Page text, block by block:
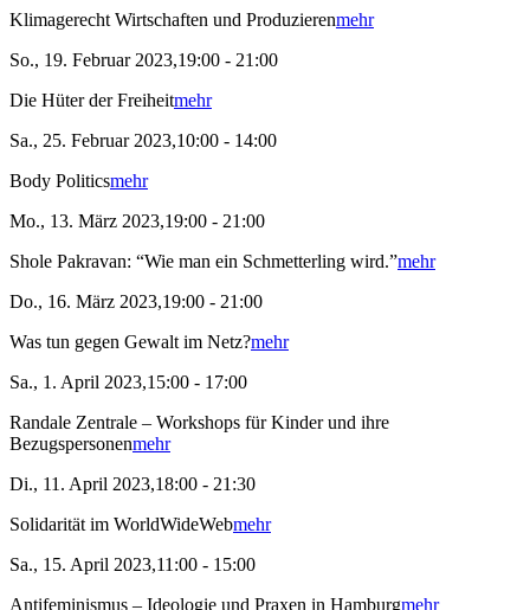
Klimagerecht Wirtschaften und Produzierenmehr
So., 19. Februar 2023,19:00 - 21:00
Die Hüter der Freiheitmehr
Sa., 25. Februar 2023,10:00 - 14:00
Body Politicsmehr
Mo., 13. März 2023,19:00 - 21:00
Shole Pakravan: “Wie man ein Schmetterling wird.”mehr
Do., 16. März 2023,19:00 - 21:00
Was tun gegen Gewalt im Netz?mehr
Sa., 1. April 2023,15:00 - 17:00
Randale Zentrale – Workshops für Kinder und ihre
Bezugspersonenmehr
Di., 11. April 2023,18:00 - 21:30
Solidarität im WorldWideWebmehr
Sa., 15. April 2023,11:00 - 15:00
Antifeminismus – Ideologie und Praxen in Hamburgmehr